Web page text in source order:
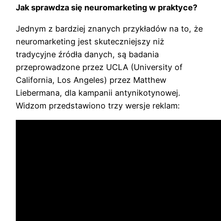
Jak sprawdza się neuromarketing w praktyce?
Jednym z bardziej znanych przykładów na to, że
neuromarketing jest skuteczniejszy niż
tradycyjne źródła danych, są badania
przeprowadzone przez UCLA (University of
California, Los Angeles) przez Matthew
Liebermana, dla kampanii antynikotynowej.
Widzom przedstawiono trzy wersje reklam: